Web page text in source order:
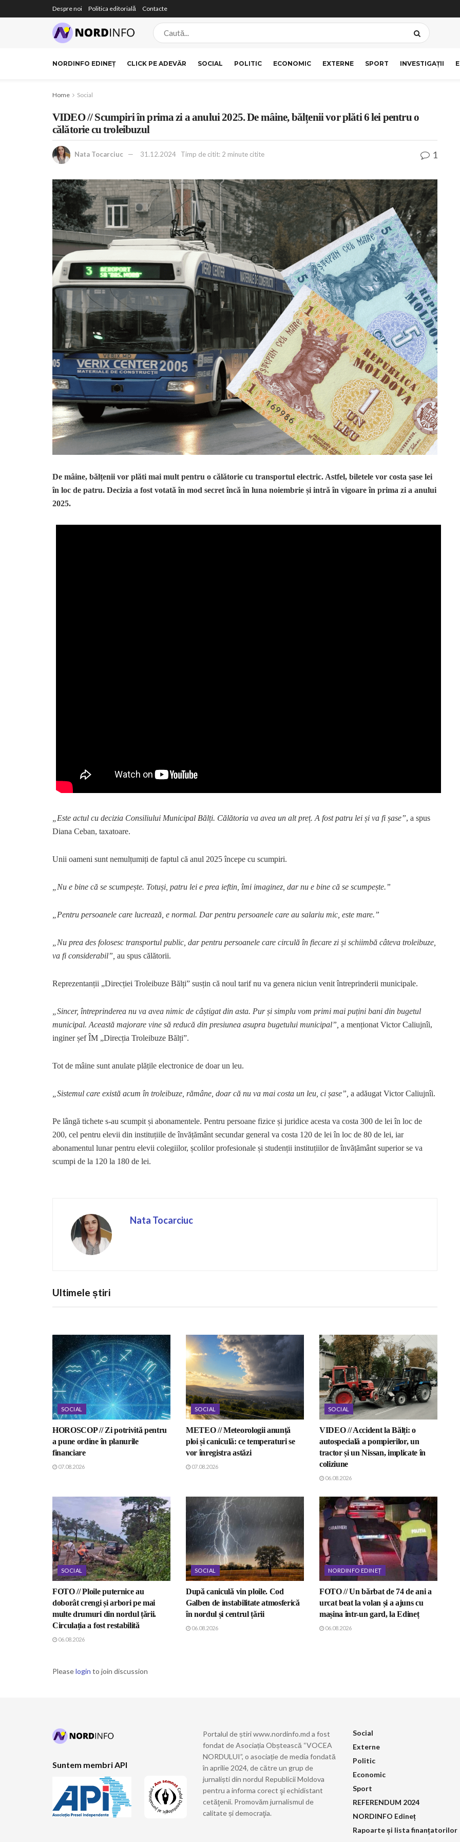
Despre noi Politica editorială Contacte
NORDINFO EDINEȚ CLICK PE ADEVĂR SOCIAL POLITIC ECONOMIC EXTERNE SPORT INVESTIGAȚII
Home Social
VIDEO // Scumpiri în prima zi a anului 2025. De mâine, bălțenii vor plăti 6 lei pentru o
călătorie cu troleibuzul
Nata Tocarciuc 31.12.2024 Timp de citit: 2 minute citite 1
De mâine, bălțenii vor plăti mai mult pentru o călătorie cu transportul electric. Astfel, biletele vor costa șase lei
în loc de patru. Decizia a fost votată în mod secret încă în luna noiembrie și intră în vigoare în prima zi a anului
2025.
„Este actul cu decizia Consiliului Municipal Bălți. Călătoria va avea un alt preț. A fost patru lei și va fi șase”, a spus
Diana Ceban, taxatoare.
Unii oameni sunt nemulțumiți de faptul că anul 2025 începe cu scumpiri.
„Nu e bine că se scumpește. Totuși, patru lei e prea ieftin, îmi imaginez, dar nu e bine că se scumpește.”
„Pentru persoanele care lucrează, e normal. Dar pentru persoanele care au salariu mic, este mare.”
„Nu prea des folosesc transportul public, dar pentru persoanele care circulă în fiecare zi și schiimbă câteva troleibuze,
va fi considerabil”, au spus călătorii.
Reprezentanții „Direcției Troleibuze Bălți” susțin că noul tarif nu va genera niciun venit întreprinderii municipale.
„Sincer, întreprinderea nu va avea nimic de câștigat din asta. Pur și simplu vom primi mai puțini bani din bugetul
municipal. Această majorare vine să reducă din presiunea asupra bugetului municipal”, a menționat Victor Caliujnîi,
inginer șef ÎM „Direcția Troleibuze Bălți”.
Tot de mâine sunt anulate plățile electronice de doar un leu.
„Sistemul care există acum în troleibuze, rămâne, doar că nu va mai costa un leu, ci șase”, a adăugat Victor Caliujnîi.
Pe lângă tichete s-au scumpit și abonamentele. Pentru persoane fizice și juridice acesta va costa 300 de lei în loc de
200, cel pentru elevii din instituțiile de învățământ secundar general va costa 120 de lei în loc de 80 de lei, iar
abonamentul lunar pentru elevii colegiilor, școlilor profesionale și studenții instituțiilor de învățământ superior se va
scumpi de la 120 la 180 de lei.
Nata Tocarciuc
Ultimele știri
SOCIAL
HOROSCOP // Zi potrivită pentru
a pune ordine în planurile
financiare
07.08.2026
SOCIAL
METEO // Meteorologii anunță
ploi și caniculă: ce temperaturi se
vor înregistra astăzi
07.08.2026
SOCIAL
VIDEO // Accident la Bălți: o
autospecială a pompierilor, un
tractor și un Nissan, implicate în
coliziune
06.08.2026
SOCIAL
FOTO // Ploile puternice au
doborât crengi și arbori pe mai
multe drumuri din nordul țării.
Circulația a fost restabilită
06.08.2026
SOCIAL
După caniculă vin ploile. Cod
Galben de instabilitate atmosferică
în nordul și centrul țării
06.08.2026
NORDINFO EDINEȚ
FOTO // Un bărbat de 74 de ani a
urcat beat la volan și a ajuns cu
mașina într-un gard, la Edineț
06.08.2026
Pleaselogin to join discussion
Suntem membri API
Portalul de știri www.nordinfo.md a fost
fondat de Asociația Obștească “VOCEA
NORDULUI”, o asociație de media fondată
în aprilie 2024, de către un grup de
jurnaliști din nordul Republicii Moldova
pentru a informa corect şi echidistant
cetăţenii. Promovăm jurnalismul de
calitate și democraţia.
Social
Externe
Politic
Economic
Sport
REFERENDUM 2024
NORDINFO Edineț
Rapoarte și lista finanțatorilor